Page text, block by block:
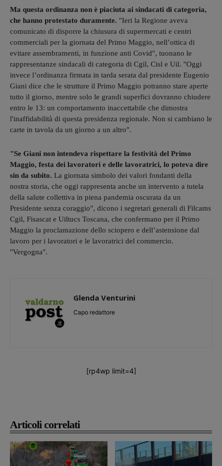
Articoli correlati
Ma questa ordinanza non è piaciuta ai sindacati di categoria,
che hanno protestato duramente. "Ieri la Regione aveva
comunicato di disporre la chiusura di supermercati e centri
commerciali per la giornata del Primo Maggio, nell’ottica di
evitare assembramenti, in funzione anti Covid", tuonano le
rappresentanze sindacali di categoria di Cgil, Cisl e Uil. "Oggi
invece l’ordinanza firmata in tarda serata dal presidente Eugenio
Giani dice che le strutture il Primo Maggio potranno stare aperte
tutto il giorno, mentre solo le grandi superfici dovranno chiudere
entro le 13: un comportamento inaccettabile che dimostra
l'inaffidabilità di questa presidenza regionale. Non si cambiano le
carte in tavola da un giorno a un altro".
"Se Giani non intendeva rispettare la festività del Primo
Maggio, festa dei lavoratori e delle lavoratrici, lo poteva dire
sin da subito. La giornata simbolo dei valori fondanti della
nostra storia, che oggi rappresenta anche un intervento a tutela
della salute collettiva in piena pandemia oscurata da un
Presidente senza coraggio", dicono i segretari generali di Filcams
Cgil, Fisascat e Uiltucs Toscana, che confermano per il Primo
Maggio la proclamazione dello sciopero e dell’astensione dal
lavoro per i lavoratori e le lavoratrici del commercio.
"Vergogna".
Glenda Venturini
Capo redattore
[rp4wp limit=4]